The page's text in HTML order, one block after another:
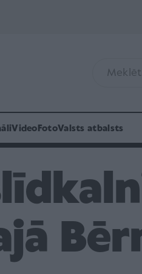
Video FotoValsts atbalsts